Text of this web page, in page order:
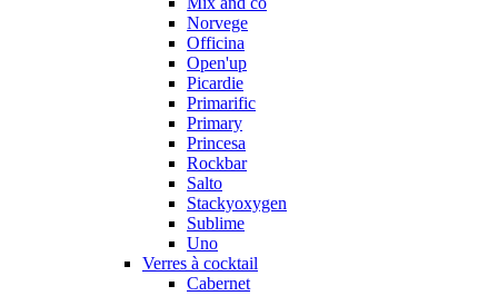
Norvege
Officina
Open'up
Picardie
Primarific
Primary
Princesa
Rockbar
Salto
Stackyoxygen
Sublime
Uno
Verres à cocktail
Cabernet